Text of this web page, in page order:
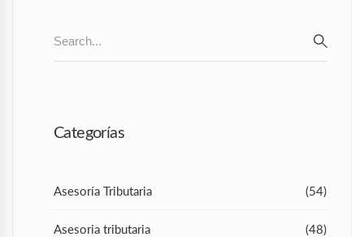
for:
Categorías
Asesoría Tributaria (54)
Asesoria tributaria (48)